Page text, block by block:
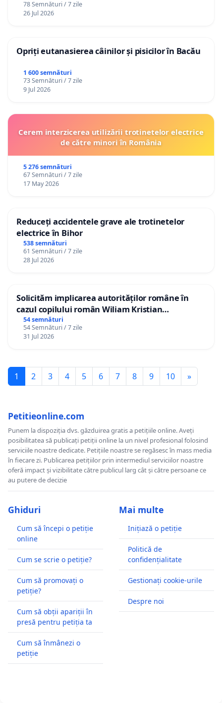
78 Semnături / 7 zile
26 Jul 2026
Opriți eutanasierea câinilor și pisicilor în Bacău
1 600 semnături
73 Semnături / 7 zile
9 Jul 2026
Cerem interzicerea utilizării trotinetelor electrice
de către minori în România
5 276 semnături
67 Semnături / 7 zile
17 May 2026
Reduceți accidentele grave ale trotinetelor
electrice în Bihor
538 semnături
61 Semnături / 7 zile
28 Jul 2026
Solicităm implicarea autorităților române în
cazul copilului român Wiliam Kristian
Gheorghe, aflat în plasament în Danemarca de
12 ani
54 semnături
54 Semnături / 7 zile
31 Jul 2026
1 2 3 4 5 6 7 8 9 10 »
Petitieonline.com
Punem la dispoziția dvs. găzduirea gratis a petițiile online. Aveți
posibilitatea să publicați petiții online la un nivel profesional folosind
serviciile noastre dedicate. Petițiile noastre se regăsesc în mass media
în fiecare zi. Publicarea petițiilor prin intermediul serviciilor noastre
oferă impact și vizibilitate către publicul larg cât și către persoane ce
au putere de decizie
Ghiduri
Cum să începi o petiție
online
Cum se scrie o petiție?
Cum să promovați o
petiție?
Cum să obții apariții în
presă pentru petiția ta
Cum să înmânezi o
petiție
Mai multe
Inițiază o petiție
Politică de
confidențialitate
Gestionați cookie-urile
Despre noi